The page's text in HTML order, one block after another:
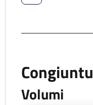
Volumi